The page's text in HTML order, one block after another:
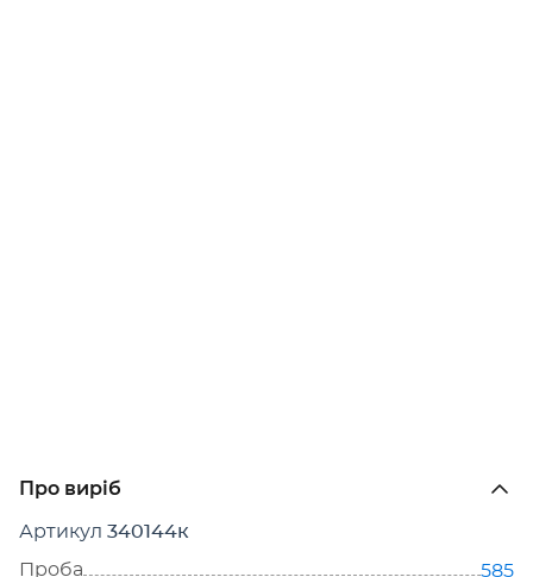
Про виріб
Артикул 340144к
Проба
585